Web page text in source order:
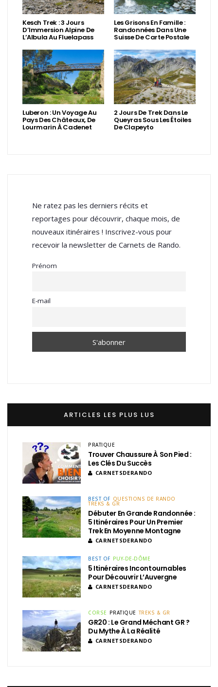
Kesch Trek : 3 Jours
D’Immersion Alpine De
L’Albula Au Fluelapass
Les Grisons En Famille :
Randonnées Dans Une
Suisse De Carte Postale
Luberon : Un Voyage Au
Pays Des Châteaux, De
Lourmarin À Cadenet
2 Jours De Trek Dans Le
Queyras Sous Les Étoiles
De Clapeyto
Ne ratez pas les derniers récits et
reportages pour découvrir, chaque mois, de
nouveaux itinéraires ! Inscrivez-vous pour
recevoir la newsletter de Carnets de Rando.
Prénom
E-mail
ARTICLES LES PLUS LUS
PRATIQUE
Trouver Chaussure À Son Pied :
Les Clés Du Succès
CARNETSDERANDO
BEST OF QUESTIONS DE RANDO
TREKS & GR
Débuter En Grande Randonnée :
5 Itinéraires Pour Un Premier
Trek En Moyenne Montagne
CARNETSDERANDO
BEST OF PUY-DE-DÔME
5 Itinéraires Incontournables
Pour Découvrir L’Auvergne
CARNETSDERANDO
CORSE PRATIQUE TREKS & GR
GR20 : Le Grand Méchant GR ?
Du Mythe À La Réalité
CARNETSDERANDO